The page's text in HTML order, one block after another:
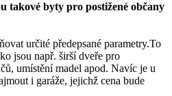
takové byty pro postižené občany
určité předepsané parametry.To
jsou např. širší dveře pro
umístění madel apod. Navíc je u
i garáže, jejichž cena bude